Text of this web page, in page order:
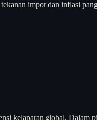
impor dan inflasi
kelaparan global.